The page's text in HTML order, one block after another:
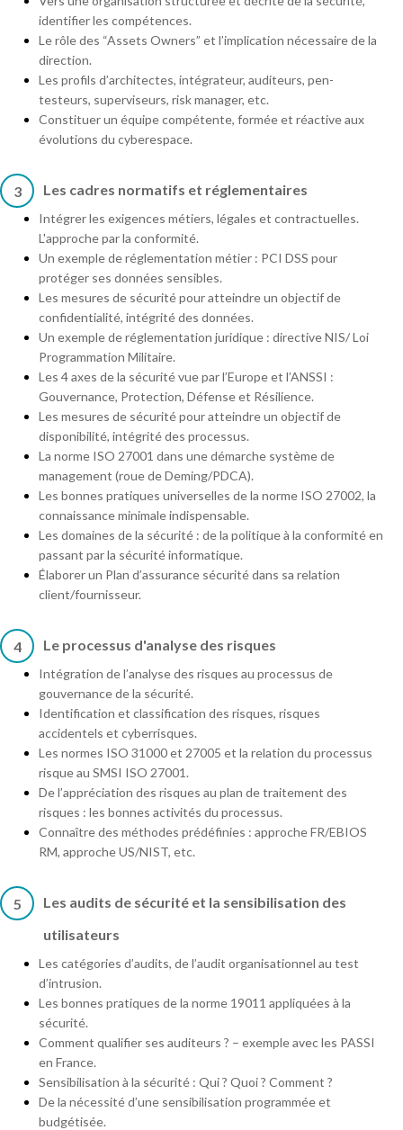
identifier les compétences.
Le rôle des “Assets Owners” et l’implication nécessaire de la
direction.
Les profils d’architectes, intégrateur, auditeurs, pen-
testeurs, superviseurs, risk manager, etc.
Constituer un équipe compétente, formée et réactive aux
évolutions du cyberespace.
3 Les cadres normatifs et réglementaires
Intégrer les exigences métiers, légales et contractuelles.
L'approche par la conformité.
Un exemple de réglementation métier : PCI DSS pour
protéger ses données sensibles.
Les mesures de sécurité pour atteindre un objectif de
confidentialité, intégrité des données.
Un exemple de réglementation juridique : directive NIS/ Loi
Programmation Militaire.
Les 4 axes de la sécurité vue par l’Europe et l’ANSSI :
Gouvernance, Protection, Défense et Résilience.
Les mesures de sécurité pour atteindre un objectif de
disponibilité, intégrité des processus.
La norme ISO 27001 dans une démarche système de
management (roue de Deming/PDCA).
Les bonnes pratiques universelles de la norme ISO 27002, la
connaissance minimale indispensable.
Les domaines de la sécurité : de la politique à la conformité en
passant par la sécurité informatique.
Élaborer un Plan d’assurance sécurité dans sa relation
client/fournisseur.
4 Le processus d'analyse des risques
Intégration de l’analyse des risques au processus de
gouvernance de la sécurité.
Identification et classification des risques, risques
accidentels et cyberrisques.
Les normes ISO 31000 et 27005 et la relation du processus
risque au SMSI ISO 27001.
De l’appréciation des risques au plan de traitement des
risques : les bonnes activités du processus.
Connaître des méthodes prédéfinies : approche FR/EBIOS
RM, approche US/NIST, etc.
5
Les audits de sécurité et la sensibilisation des
utilisateurs
Les catégories d’audits, de l’audit organisationnel au test
d’intrusion.
Les bonnes pratiques de la norme 19011 appliquées à la
sécurité.
Comment qualifier ses auditeurs ? – exemple avec les PASSI
en France.
Sensibilisation à la sécurité : Qui ? Quoi ? Comment ?
De la nécessité d’une sensibilisation programmée et
budgétisée.